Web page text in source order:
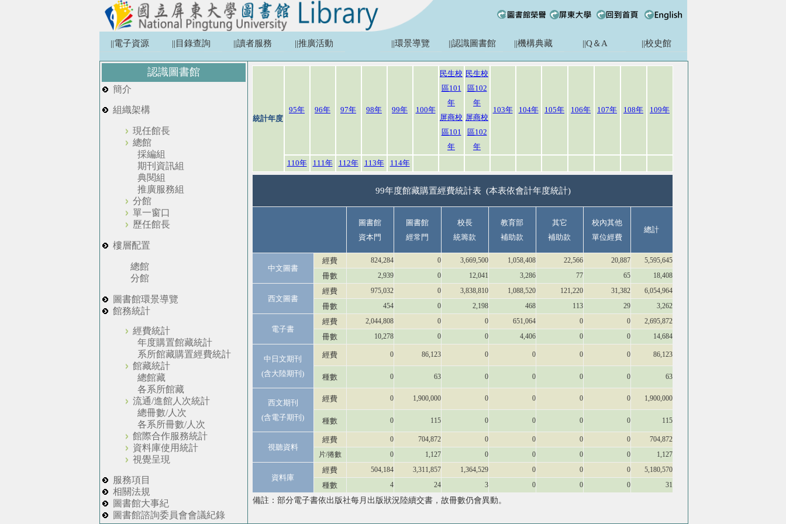
||電子資源 ||目錄查詢 ||讀者服務 ||推廣活動 ||環景導覽 ||認識圖書館 ||機構典藏 ||Q＆A ||校史館
認識圖書館
簡介
組織架構
現任館長
總館
採編組
期刊資訊組
典閱組
推廣服務組
分館
單一窗口
歷任館長
樓層配置
總館
分館
圖書館環景導覽
館務統計
經費統計
年度購置館藏統計
系所館藏購置經費統計
館藏統計
總館藏
各系所館藏
流通/進館人次統計
總冊數/人次
各系所冊數/人次
館際合作服務統計
資料庫使用統計
視覺呈現
服務項目
相關法規
圖書館大事紀
圖書館諮詢委員會會議紀錄
統計年度
95年 96年 97年 98年 99年 100年
民生校
區101
年
屏商校
區101
年
民生校
區102
年
屏商校
區102
年
103年 104年 105年 106年 107年 108年 109年
110年 111年 112年 113年 114年
99年度館藏購置經費統計表 (本表依會計年度統計)
圖書館
資本門
圖書館
經常門
校長
統籌款
教育部
補助款
其它
補助款
校內其他
單位經費
總計
中文圖書
經費 824,284 0 3,669,500 1,058,408 22,566 20,887 5,595,645
冊數 2,939 0 12,041 3,286 77 65 18,408
西文圖書
經費 975,032 0 3,838,810 1,088,520 121,220 31,382 6,054,964
冊數 454 0 2,198 468 113 29 3,262
電子書
經費 2,044,808 0 0 651,064 0 0 2,695,872
冊數 10,278 0 0 4,406 0 0 14,684
中日文期刊
(含大陸期刊)
經費 0 86,123 0 0 0 0 86,123
種數 0 63 0 0 0 0 63
西文期刊
(含電子期刊)
經費 0 1,900,000 0 0 0 0 1,900,000
種數 0 115 0 0 0 0 115
視聽資料
經費 0 704,872 0 0 0 0
704,872
片/捲數
0 1,127 0 0 0 0 1,127
資料庫
經費 504,184 3,311,857 1,364,529 0 0 0 5,180,570
種數 4 24 3 0 0 0 31
備註：部分電子書依出版社每月出版狀況陸續交書，故冊數仍會異動。